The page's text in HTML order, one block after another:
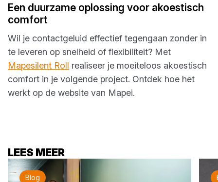
Een duurzame oplossing voor akoestisch
comfort
Wil je contactgeluid effectief tegengaan zonder in
te leveren op snelheid of flexibiliteit? Met
Mapesilent Roll realiseer je moeiteloos akoestisch
comfort in je volgende project. Ontdek hoe het
werkt op de website van Mapei.
LEES MEER
Blog